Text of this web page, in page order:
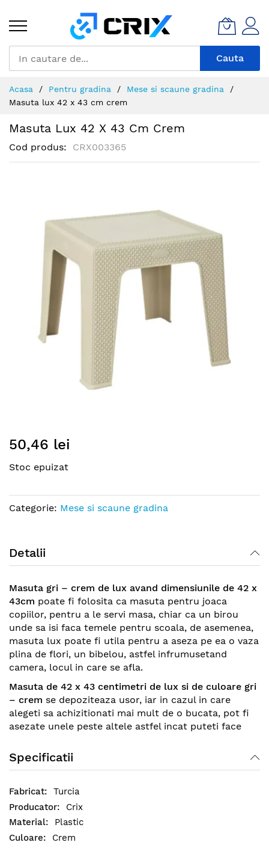
Continut
Cauta
Acasa Pentru gradina
Mese si scaune gradina
Masuta lux 42 x 43 cm crem
Masuta Lux 42 X 43 Cm Crem
Cod produs CRX003365
to
beginning
the
images
50,46 lei
Stoc epuizat
Categorie: Mese si scaune gradina
Detalii
Masuta gri – crem de lux avand dimensiunile de 42 x
43cm poate fi folosita ca masuta pentru joaca
copiilor, pentru a le servi masa, chiar ca un birou
unde sa isi faca temele pentru scoala, de asemenea,
masuta lux poate fi utila pentru a aseza pe ea o vaza
plina de flori, un bibelou, astfel infrumusetand
camera, locul in care se afla.
Masuta de 42 x 43 centimetri de lux si de culoare gri
– crem se depoziteaza usor, iar in cazul in care
alegeti sa achizitionati mai mult de o bucata, pot fi
asezate unele peste altele astfel incat puteti face
Specificatii:
Inaltime: 42 cm (420 mm)
Culoare: gri-crem
Specificatii
Turcia
Crix
Plastic
Crem